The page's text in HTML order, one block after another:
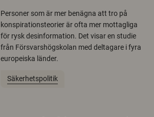
Personer som är mer benägna att tro på
konspirationsteorier är ofta mer mottagliga
för rysk desinformation. Det visar en studie
från Försvarshögskolan med deltagare i fyra
europeiska länder.
Säkerhetspolitik